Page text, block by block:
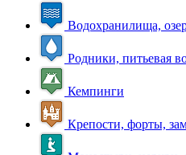
Водохранилища,
Родники, питьевая
Кемпинги
Крепости, форты,